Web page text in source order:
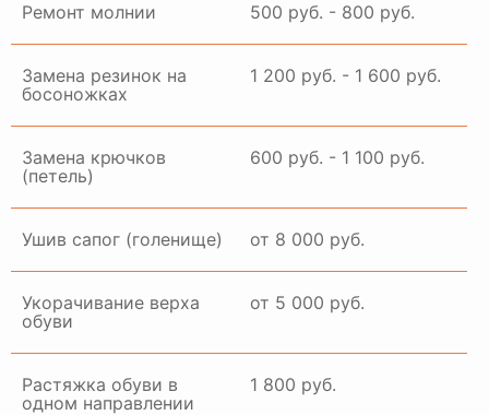
Ремонт молнии 500 руб. - 800 руб.
Замена резинок на
босоножках
1 200 руб. - 1 600 руб.
Замена крючков
(петель)
600 руб. - 1 100 руб.
Ушив сапог (голенище) от 8 000 руб.
Укорачивание верха
обуви
от 5 000 руб.
Растяжка обуви в
одном направлении
1 800 руб.